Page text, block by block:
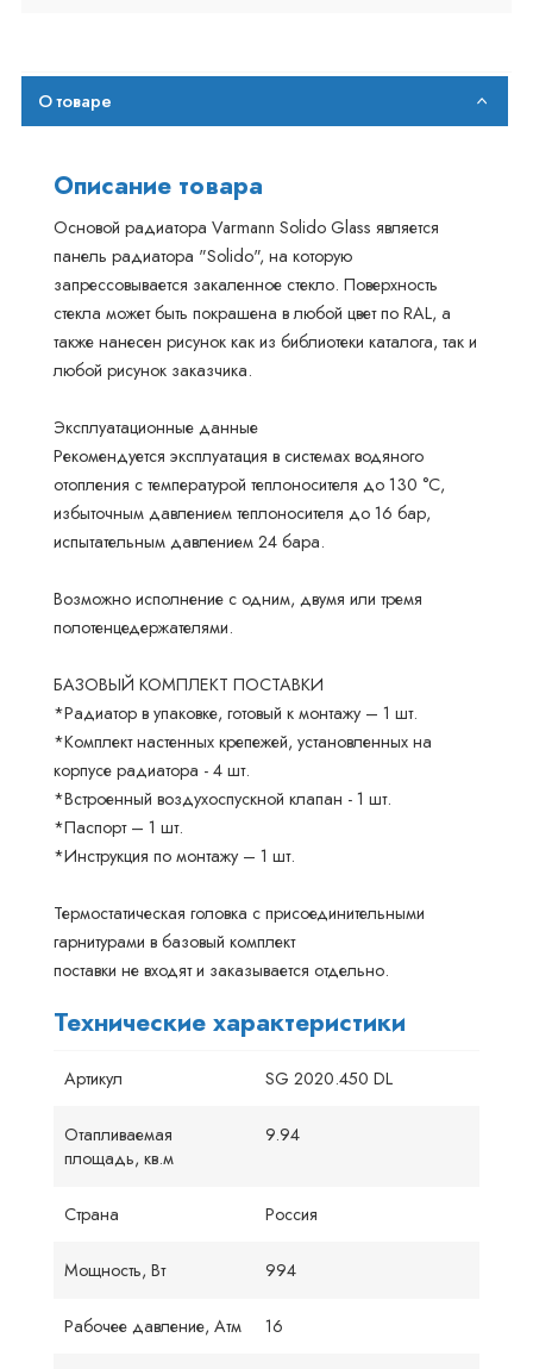
О товаре
Описание товара
Основой радиатора Varmann Solido Glass является
панель радиатора "Solido", на которую
запрессовывается закаленное стекло. Поверхность
стекла может быть покрашена в любой цвет по RAL, а
также нанесен рисунок как из библиотеки каталога, так и
любой рисунок заказчика.
Эксплуатационные данные
Рекомендуется эксплуатация в системах водяного
отопления с температурой теплоносителя до 130 °С,
избыточным давлением теплоносителя до 16 бар,
испытательным давлением 24 бара.
Возможно исполнение с одним, двумя или тремя
полотенцедержателями.
БАЗОВЫЙ КОМПЛЕКТ ПОСТАВКИ
*Радиатор в упаковке, готовый к монтажу – 1 шт.
*Комплект настенных крепежей, установленных на
корпусе радиатора - 4 шт.
*Встроенный воздухоспускной клапан - 1 шт.
*Паспорт – 1 шт.
*Инструкция по монтажу – 1 шт.
Термостатическая головка с присоединительными
гарнитурами в базовый комплект
поставки не входят и заказывается отдельно.
Технические характеристики
Артикул SG 2020.450 DL
Отапливаемая
площадь, кв.м
9.94
Страна Россия
Мощность, Вт 994
Рабочее давление, Атм 16